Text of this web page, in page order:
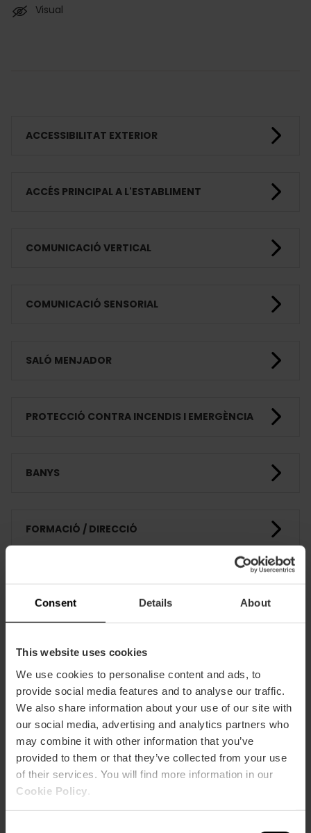
Consent Details About
This website uses cookies
We use cookies to personalise content and ads, to
provide social media features and to analyse our traffic.
We also share information about your use of our site with
our social media, advertising and analytics partners who
may combine it with other information that you’ve
provided to them or that they’ve collected from your use
of their services. You will find more information in our
Cookie Policy
Visual
ACCESSIBILITAT EXTERIOR
ACCÉS PRINCIPAL A L'ESTABLIMENT
COMUNICACIÓ VERTICAL
COMUNICACIÓ SENSORIAL
SALÓ MENJADOR
PROTECCIÓ CONTRA INCENDIS I EMERGÈNCIA
BANYS
FORMACIÓ / DIRECCIÓ
CLIENTS
Com arribar